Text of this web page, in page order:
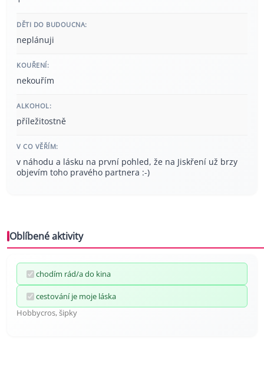
DĚTI DO BUDOUCNA:
neplánuji
KOUŘENÍ:
nekouřím
ALKOHOL:
příležitostně
V CO VĚŘÍM:
v náhodu a lásku na první pohled, že na Jiskření už brzy
objevím toho pravého partnera :-)
Oblíbené aktivity
chodím rád/a do kina
cestování je moje láska
Hobbycros, šipky